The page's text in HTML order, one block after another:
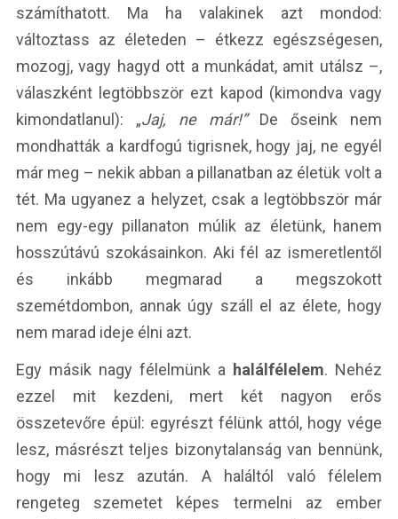
számíthatott. Ma ha valakinek azt mondod:
változtass az életeden – étkezz egészségesen,
mozogj, vagy hagyd ott a munkádat, amit utálsz –,
válaszként legtöbbször ezt kapod (kimondva vagy
kimondatlanul): „Jaj, ne már!”De őseink nem
mondhatták a kardfogú tigrisnek, hogy jaj, ne egyél
már meg – nekik abban a pillanatban az életük volt a
tét. Ma ugyanez a helyzet, csak a legtöbbször már
nem egy-egy pillanaton múlik az életünk, hanem
hosszútávú szokásainkon. Aki fél az ismeretlentől
és inkább megmarad a megszokott
szemétdombon, annak úgy száll el az élete, hogy
nem marad ideje élni azt.
Egy másik nagy félelmünk a halálfélelem. Nehéz
ezzel mit kezdeni, mert két nagyon erős
összetevőre épül: egyrészt félünk attól, hogy vége
lesz, másrészt teljes bizonytalanság van bennünk,
hogy mi lesz azután. A haláltól való félelem
rengeteg szemetet képes termelni az ember